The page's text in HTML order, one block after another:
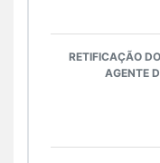
RETIFICAÇÃO
AGENTE